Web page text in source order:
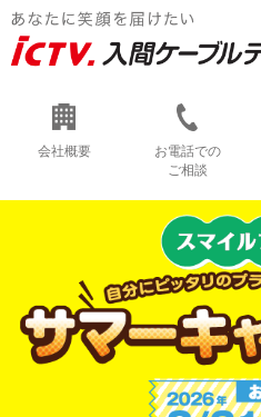
会社概要
お電話での
ご相談